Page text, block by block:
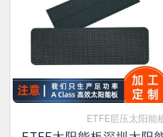
ETFE层压太阳能